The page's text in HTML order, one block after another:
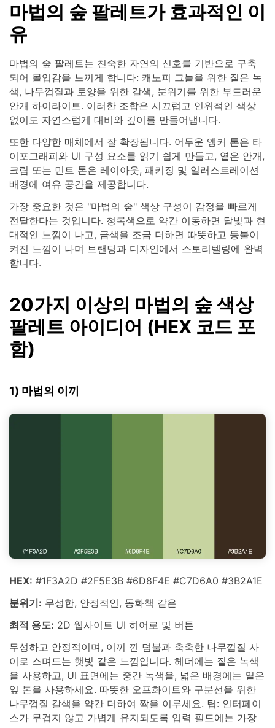
마법의 숲 팔레트가 효과적인 이
유
마법의 숲 팔레트는 친숙한 자연의 신호를 기반으로 구축
되어 몰입감을 느끼게 합니다: 캐노피 그늘을 위한 짙은 녹
색, 나무껍질과 토양을 위한 갈색, 분위기를 위한 부드러운
안개 하이라이트. 이러한 조합은 시끄럽고 인위적인 색상
없이도 자연스럽게 대비와 깊이를 만들어냅니다.
또한 다양한 매체에서 잘 확장됩니다. 어두운 앵커 톤은 타
이포그래피와 UI 구성 요소를 읽기 쉽게 만들고, 옅은 안개,
크림 또는 민트 톤은 레이아웃, 패키징 및 일러스트레이션
배경에 여유 공간을 제공합니다.
가장 중요한 것은 "마법의 숲" 색상 구성이 감정을 빠르게
전달한다는 것입니다. 청록색으로 약간 이동하면 달빛과 현
대적인 느낌이 나고, 금색을 조금 더하면 따뜻하고 등불이
켜진 느낌이 나며 브랜딩과 디자인에서 스토리텔링에 완벽
합니다.
20가지 이상의 마법의 숲 색상
팔레트 아이디어 (HEX 코드 포
함)
1) 마법의 이끼
HEX: #1F3A2D #2F5E3B #6D8F4E #C7D6A0 #3B2A1E
분위기: 무성한, 안정적인, 동화책 같은
최적 용도: 2D 웹사이트 UI 히어로 및 버튼
무성하고 안정적이며, 이끼 낀 덤불과 축축한 나무껍질 사
이로 스며드는 햇빛 같은 느낌입니다. 헤더에는 짙은 녹색
을 사용하고, UI 표면에는 중간 녹색을, 넓은 배경에는 옅은
잎 톤을 사용하세요. 따뜻한 오프화이트와 구분선을 위한
나무껍질 갈색을 약간 더하여 짝을 이루세요. 팁: 인터페이
스가 무겁지 않고 가볍게 유지되도록 입력 필드에는 가장